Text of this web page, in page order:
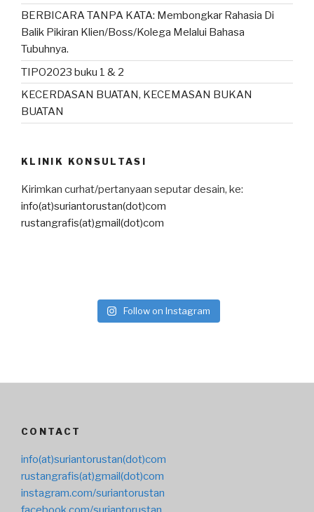
BERBICARA TANPA KATA: Membongkar Rahasia Di
Balik Pikiran Klien/Boss/Kolega Melalui Bahasa
Tubuhnya.
TIPO2023 buku 1 & 2
KECERDASAN BUATAN, KECEMASAN BUKAN
BUATAN
KLINIK KONSULTASI
Kirimkan curhat/pertanyaan seputar desain, ke:
info(at)suriantorustan(dot)com
rustangrafis(at)gmail(dot)com
Follow on Instagram
CONTACT
info(at)suriantorustan(dot)com
rustangrafis(at)gmail(dot)com
instagram.com/suriantorustan